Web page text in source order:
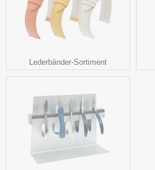
Lederbänder-Sortiment